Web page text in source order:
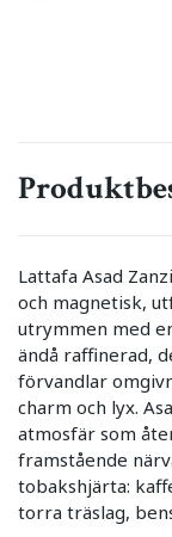
Lattafa Asad
och magnetisk,
utrymmen med
ändå raffinerad,
förvandlar
charm och lyx.
atmosfär som
framstående
tobakshjärta:
torra träslag,